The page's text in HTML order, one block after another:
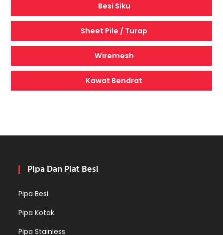
Besi Siku
Sheet Pile / Turap
Wiremesh
Kawat Bendrat
Pipa Dan Plat Besi
Pipa Besi
Pipa Kotak
Pipa Stainless